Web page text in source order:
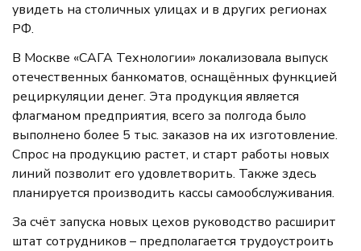
увидеть на столичных улицах и в других регионах
РФ.
В Москве «САГА Технологии» локализовала выпуск
отечественных банкоматов, оснащённых функцией
рециркуляции денег. Эта продукция является
флагманом предприятия, всего за полгода было
выполнено более 5 тыс. заказов на их изготовление.
Спрос на продукцию растет, и старт работы новых
линий позволит его удовлетворить. Также здесь
планируется производить кассы самообслуживания.
За счёт запуска новых цехов руководство расширит
штат сотрудников – предполагается трудоустроить